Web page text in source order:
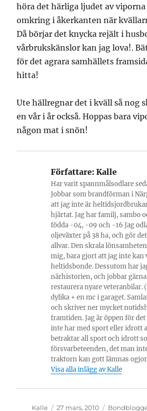
höra det härliga ljudet av
omkring i åkerkanten när
Då börjar det knycka rejält i
vårbrukskänslor kan jag lova!.
för det agrara samhällets
hitta!
Ute hällregnar det i kväll så nog
en vår i år också. Hoppas bara
någon mat i snön!
Författare: Kalle
Har varit spannmålsodlare
Jobbar som brandförman i
att jag inte är
hjärtat. Jag har familj, sambo
födda -04, -09 och -16 Jag
oljeväxter på 38 ha, och gör
allvar. Den skrala
mig, bara gjort att jag inte kan
heltidsbonde. Dessutom har
närhistorien, och jobbar
restaurera nyare
dylika + en mc i garaget.
och skriver ner mycket
framtiden. Jag är öppen för
inte har med sport eller idrott
betraktar all sport och idrott
försvarbeteenden, det man
traktorn kan gott lämnas
Visa alla inlägg av Kalle
Författare
Kalle
Publicerat
27 mars, 2010 Kategorier